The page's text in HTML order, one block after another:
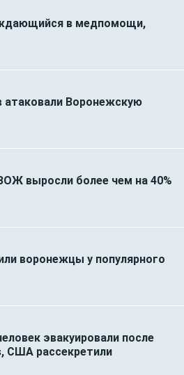
в медпомощи,
атаковали Воронежскую
выросли более чем на 40%
воронежцы у популярного
эвакуировали после
США рассекретили